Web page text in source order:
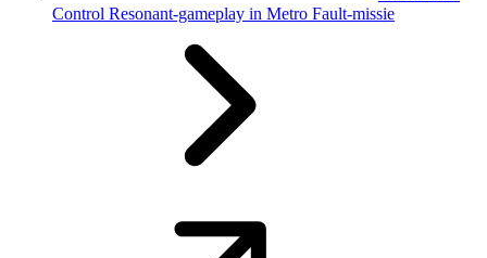
Control Resonant-gameplay in Metro Fault-missie